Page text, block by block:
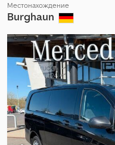
Местонахождение
Burghaun